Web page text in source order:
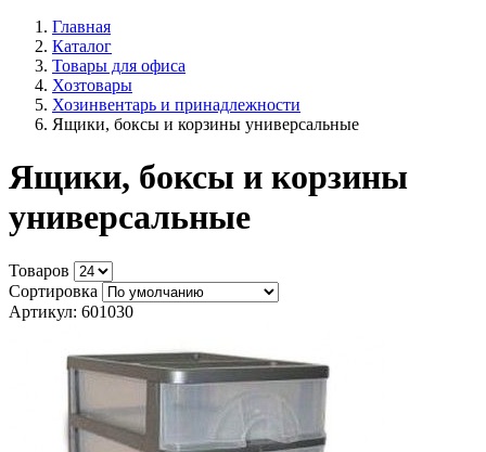
Главная
Каталог
Товары для офиса
Хозтовары
Хозинвентарь и принадлежности
Ящики, боксы и корзины универсальные
Ящики, боксы и корзины
универсальные
Товаров
Сортировка
Артикул: 601030